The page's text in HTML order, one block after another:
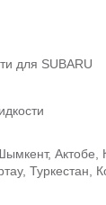
для SUBARU
Туркестан,